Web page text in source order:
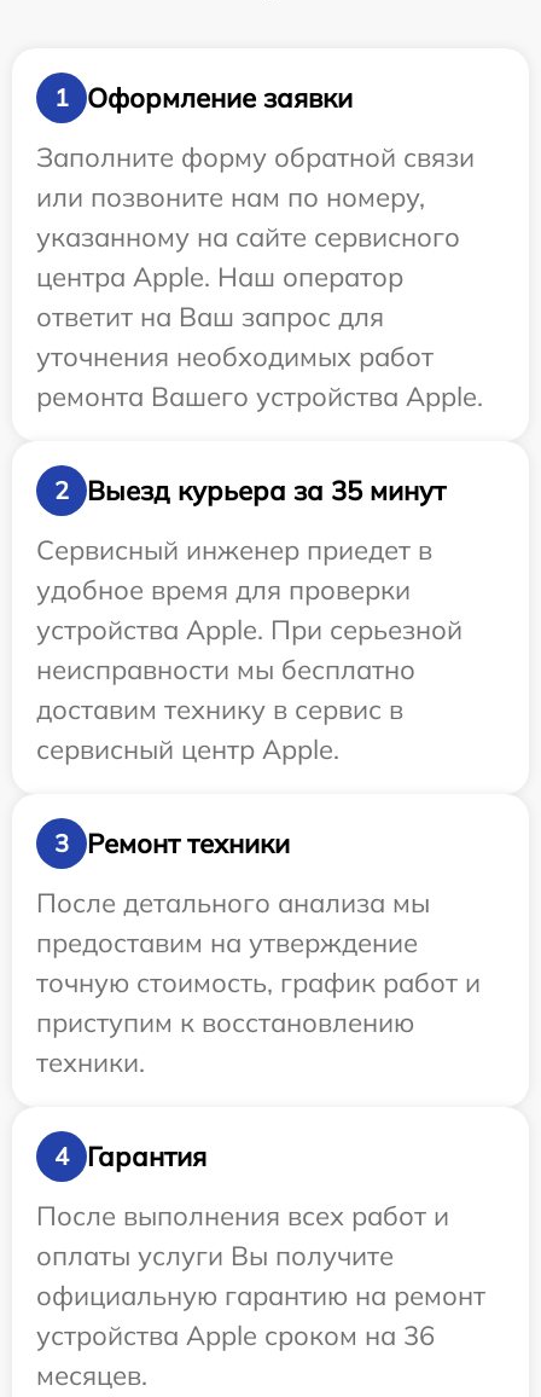
1
Оформление заявки
Заполните форму обратной связи
или позвоните нам по номеру,
указанному на сайте сервисного
центра Apple. Наш оператор
ответит на Ваш запрос для
уточнения необходимых работ
ремонта Вашего устройства Apple.
2
Выезд курьера за 35 минут
Сервисный инженер приедет в
удобное время для проверки
устройства Apple. При серьезной
неисправности мы бесплатно
доставим технику в сервис в
сервисный центр Apple.
3
Ремонт техники
После детального анализа мы
предоставим на утверждение
точную стоимость, график работ и
приступим к восстановлению
техники.
4
Гарантия
После выполнения всех работ и
оплаты услуги Вы получите
официальную гарантию на ремонт
устройства Apple сроком на 36
месяцев.